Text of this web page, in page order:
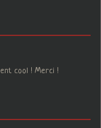
cool ! Merci !